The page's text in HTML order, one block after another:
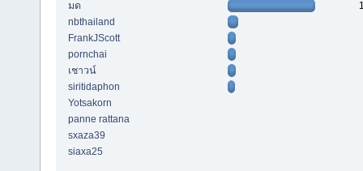
มด
nbthailand
FrankJScott
pornchai
เชาวน์
siritidaphon
Yotsakorn
panne rattana
sxaza39
siaxa25